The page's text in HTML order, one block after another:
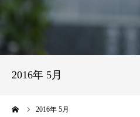
2016年 5月
2016年 5月
吉祥の特徴